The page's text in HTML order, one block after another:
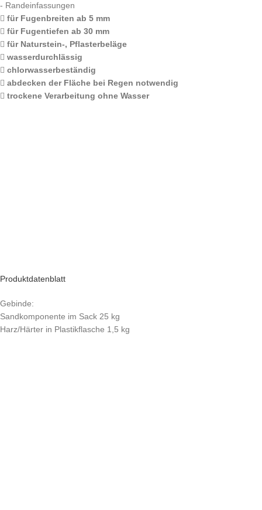
- Randeinfassungen
für Fugenbreiten ab 5 mm
für Fugentiefen ab 30 mm
für Naturstein-, Pflasterbeläge
wasserdurchlässig
chlorwasserbeständig
abdecken der Fläche bei Regen notwendig
trockene Verarbeitung ohne Wasser
Produktdatenblatt
Gebinde:
Sandkomponente im Sack 25 kg
Harz/Härter in Plastikflasche 1,5 kg